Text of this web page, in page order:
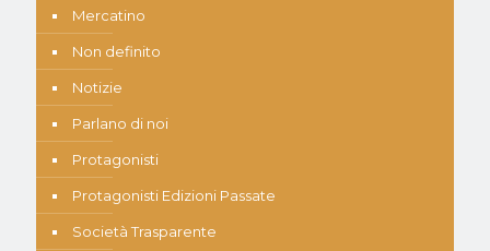
Mercatino
Non definito
Notizie
Parlano di noi
Protagonisti
Protagonisti Edizioni Passate
Società Trasparente